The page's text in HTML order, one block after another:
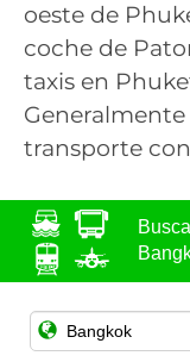
oeste de
coche de
taxis en
Generalmente
transporte